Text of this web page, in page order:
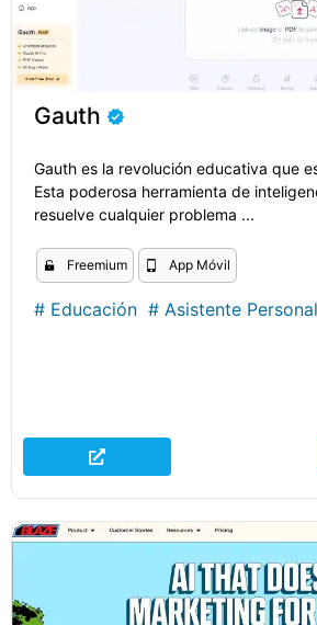
Gauth
Gauth es la revolución educativa que
Esta poderosa herramienta de
resuelve cualquier problema ...
Freemium App Móvil
# Educación # Asistente Personal